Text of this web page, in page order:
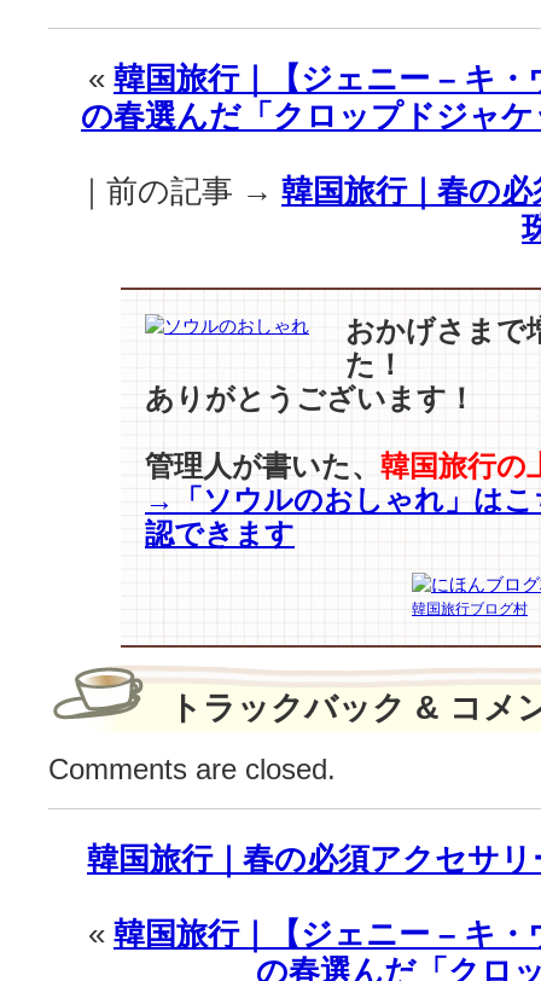
｜”魂
入
れ
替
→
ビ
→
平
ム・
ウ
ン
『ザ・
キ
グ』
完
ァ
ン
ジ
ー
« 韓国旅行｜【ジェニー – キ
の春選んだ「クロップドジャケ
｜前の記事 → 韓国旅行｜春の
おかげさまで
た！
ありがとうございます！
管理人が書いた、 韓国旅行の
→「ソウルのおしゃれ」はこ
認できます
韓国旅行ブログ村
トラックバック & コメ
Comments are closed.
韓国旅行｜春の必須アクセサ
« 韓国旅行｜【ジェニー – キ
の春選んだ「クロ